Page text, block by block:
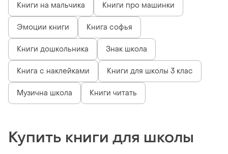
Книги на мальчика Книги про машинки
Эмоции книги Книга софья
Книги дошкольника Знак школа
Книга с наклейками Книги для школы 3 клас
Музична школа Книги читать
Купить книги для школы